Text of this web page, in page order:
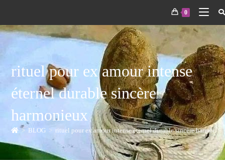
0
rituel pour ex amour intense
éternel durable sincère
harmonieux
> BLOG > rituel pour ex amour intense éternel durable sincère